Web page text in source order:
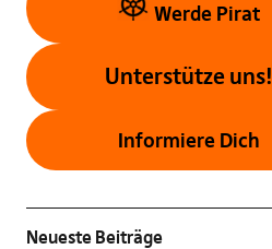
Werde Pirat
Unterstütze uns!
Informiere Dich
Neueste Beiträge